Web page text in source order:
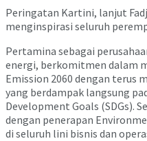
Peringatan Kartini, lanjut
menginspirasi seluruh
Pertamina sebagai
energi, berkomitmen dalam
Emission 2060 dengan terus
yang berdampak langsung
Development Goals (SDGs).
dengan penerapan
di seluruh lini bisnis dan